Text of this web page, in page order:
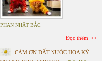
PHAN NHẬT BẮC
Đọc thêm
CÁM ƠN ĐẤT NƯỚC HOA KỲ -